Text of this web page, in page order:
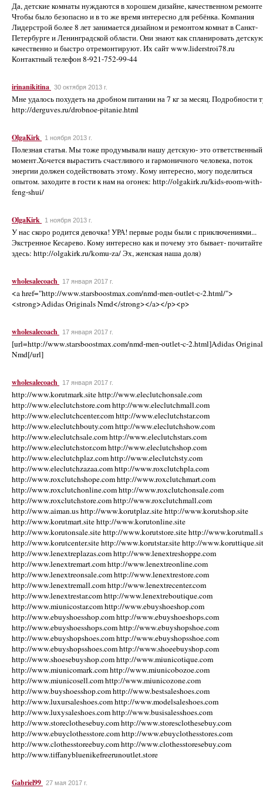
Да, детские комнаты нуждаются в хорошем дизайне, качественном
Чтобы было безопасно и в то же время интересно для ребёнка. Компания
Лидерстрой более 8 лет занимается дизайном и ремонтом комнат в Санкт-
Петербурге и Ленинградской области. Они знают как спланировать
качественно и быстро отремонтируют. Их сайт www.liderstroi78.ru
Контактный телефон 8-921-752-99-44
irinanikitina 30 октября 2013 г.
Мне удалось похудеть на дробном питании на 7 кг за месяц. Подробности
http://derguves.ru/drobnoe-pitanie.html
OlgaKirk 1 ноября 2013 г.
Полезная статья. Мы тоже продумывали нашу детскую- это ответственный
момент.Хочется вырастить счастливого и гармоничного человека, поток
энергии должен содействовать этому. Кому интересно, могу поделиться
опытом. заходите в гости к нам на огонек: http://olgakirk.ru/kids-room-with-
feng-shui/
OlgaKirk 1 ноября 2013 г.
У нас скоро родится девочка! УРА! первые роды были с приключениями...
Экстренное Кесарево. Кому интересно как и почему это бывает- почитайте
здесь: http://olgakirk.ru/komu-za/ Эх, женская наша доля)
wholesalecoach 17 января 2017 г.
<a href="http://www.starsboostmax.com/nmd-men-outlet-c-2.html/">
<strong>Adidas Originals Nmd</strong></a></p><p>
wholesalecoach 17 января 2017 г.
[url=http://www.starsboostmax.com/nmd-men-outlet-c-2.html]Adidas
Nmd[/url]
wholesalecoach 17 января 2017 г.
http://www.korutmark.site http://www.eleclutchonsale.com
http://www.eleclutchstore.com http://www.eleclutchmall.com
http://www.eleclutchcenter.com http://www.eleclutchstar.com
http://www.eleclutchbouty.com http://www.eleclutchshow.com
http://www.eleclutchsale.com http://www.eleclutchstars.com
http://www.eleclutchstor.com http://www.eleclutchshop.com
http://www.eleclutchplaz.com http://www.eleclutchsty.com
http://www.eleclutchzazaa.com http://www.roxclutchpla.com
http://www.roxclutchshope.com http://www.roxclutchmart.com
http://www.roxclutchonline.com http://www.roxclutchonsale.com
http://www.roxclutchstore.com http://www.roxclutchmall.com
http://www.aiman.us http://www.korutplaz.site http://www.korutshop.site
http://www.korutmart.site http://www.korutonline.site
http://www.korutonsale.site http://www.korutstore.site http://
http://www.korutcenter.site http://www.korutstar.site http://
http://www.lenextreplazas.com http://www.lenextreshoppe.com
http://www.lenextremart.com http://www.lenextreonline.com
http://www.lenextreonsale.com http://www.lenextrestore.com
http://www.lenextremall.com http://www.lenextrecenter.com
http://www.lenextrestar.com http://www.lenextreboutique.com
http://www.miunicostar.com http://www.ebuyshoeshop.com
http://www.ebuyshoesshop.com http://www.ebuyshoeshops.com
http://www.ebuyshoesshops.com http://www.ebuyshopshoe.com
http://www.ebuyshopshoes.com http://www.ebuyshopsshoe.com
http://www.ebuyshopsshoes.com http://www.shoeebuyshop.com
http://www.shoesebuyshop.com http://www.miunicotique.com
http://www.miunicomark.com http://www.miunicobozoe.com
http://www.miunicosell.com http://www.miunicozone.com
http://www.buyshoesshop.com http://www.bestsaleshoes.com
http://www.luxursaleshoes.com http://www.modelsaleshoes.com
http://www.luxysaleshoes.com http://www.busisalesshoes.com
http://www.storeclothesebuy.com http://www.storesclothesebuy.com
http://www.ebuyclothesstore.com http://www.ebuyclothesstores.com
http://www.clothesstoreebuy.com http://www.clothesstoresebuy.com
http://www.tiffanybluenikefreerunoutlet.store
Gabriel99 27 мая 2017 г.